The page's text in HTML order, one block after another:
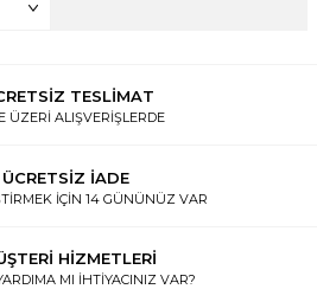
TESLİMAT
ÜZERİ ALIŞVERİŞLERDE
ÜCRETSİZ İADE
İÇİN 14 GÜNÜNÜZ VAR
HİZMETLERİ
MI İHTİYACINIZ VAR?